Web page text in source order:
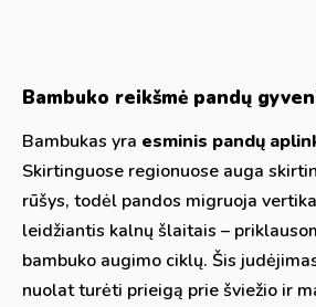
Bambuko reikšmė pandų
Bambukas yra esminis pandų
Skirtinguose regionuose auga
rūšys, todėl pandos migruoja
leidžiantis kalnų šlaitais –
bambuko augimo ciklų. Šis
nuolat turėti prieigą prie šviežio ir